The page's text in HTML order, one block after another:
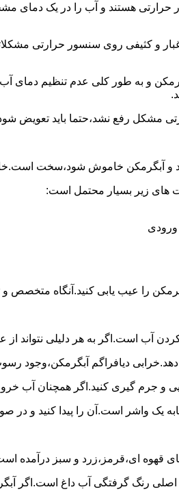
حرارتی هستند و آب را در یک دمای
و کثیفی روی سنسور حرارتی
و به طور کلی عدم تنظیم دمای
مشکل رفع نشد،حتما باید تعویض
و آبگرمکن خاموش شود،سخت
های زیر بسیار محتمل است:
را عیب یابی کنید.آنگاه متخصص
آب است.اگر به هر دلیلی نتواند
دیافراگم آبگرمکن،وجود
و جرم گیری کنید.اگر همچنان آب
یک واشر است.آن را پیدا کنید و در
های قهوه ای،قرمز،زرد و سبز
رنگ گرفتگی آب داغ است.اگر